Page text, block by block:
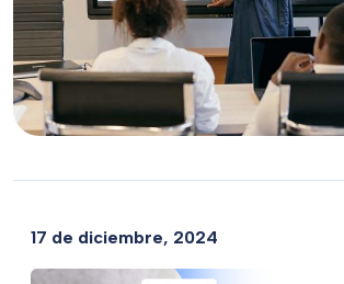
17 de diciembre, 2024